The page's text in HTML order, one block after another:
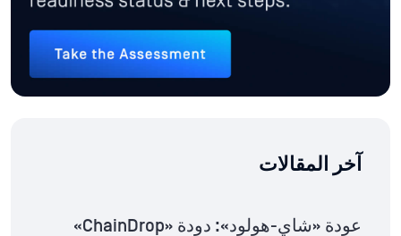
آخر المقالات
عودة «شاي-هولود»: دودة «ChainDrop»